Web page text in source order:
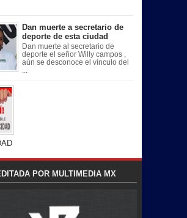
Dan muerte a secretario de
deporte de esta ciudad
Dan muerte al secretario de
deporte el señor Willy campos ,
aún se desconoce el vínculo del
POR MULTIMEDIA MX